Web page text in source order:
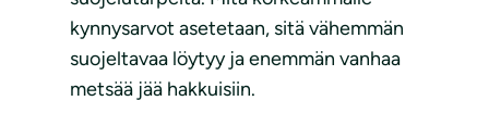
kynnysarvot asetetaan, sitä vähemmän
suojeltavaa löytyy ja enemmän vanhaa
metsää jää hakkuisiin.